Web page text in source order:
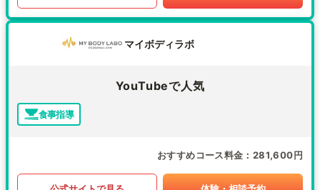
マイボディラボ
YouTubeで人気
食事指導
おすすめコース料金 281,600円